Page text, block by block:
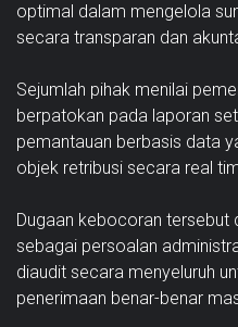
optimal dalam mengelola
secara transparan dan
Sejumlah pihak menilai
berpatokan pada laporan
pemantauan berbasis data
objek retribusi secara real
Dugaan kebocoran tersebut
sebagai persoalan
diaudit secara menyeluruh
penerimaan benar-benar